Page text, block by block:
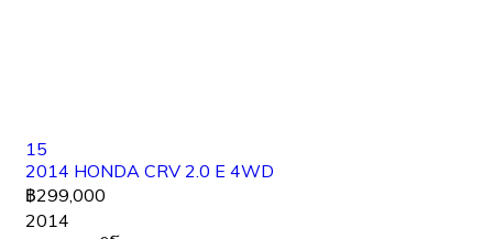
15
2014 HONDA CRV 2.0 E 4WD
฿299,000
2014